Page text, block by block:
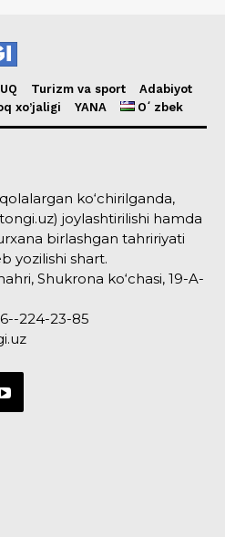
Turizm va sport
Adabiyot
xo’jaligi YANA Oʻzbek
ko‘chirilganda,
joylashtirilishi hamda
birlashgan tahririyati
yozilishi shart.
Shukrona ko‘chasi, 19-A-
224-23-85